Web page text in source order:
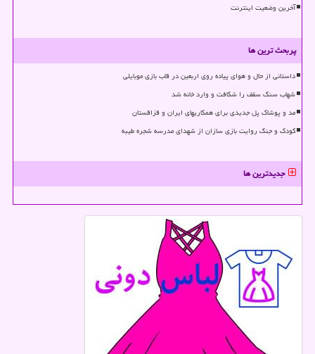
آخرین وضعیت اینترنت
پربحث ترین ها
داستانی از حال و هوای پیاده روی اربعین در قاب بازی موبایلی
شهاب سنگ سقف را شکافت و وارد خانه شد
مد و پوشاک پل جدیدی برای همکاریهای ایران و قزاقستان
کودک و جنگ روایت بازی سازان از شهدای مدرسه شجره طیبه
جدیدترین ها